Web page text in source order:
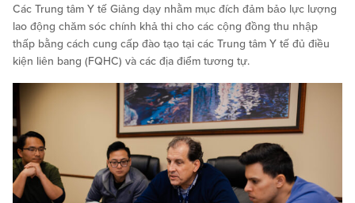
Các Trung tâm Y tế Giảng dạy nhằm mục đích đảm bảo lực lượng
lao động chăm sóc chính khả thi cho các cộng đồng thu nhập
thấp bằng cách cung cấp đào tạo tại các Trung tâm Y tế đủ điều
kiện liên bang (FQHC) và các địa điểm tương tự.